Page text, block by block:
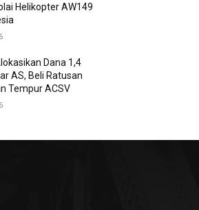
Helikopter AW149
Dana 1,4
AS, Beli Ratusan
Tempur ACSV